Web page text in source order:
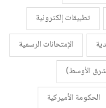
تطبيقات إلكترونية
الإمتحانات الرسمية
الأوسط)
الحكومة الأميركية